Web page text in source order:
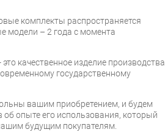
комплекты распространяется
модели – 2 года с момента
это качественное изделие производства
государственному
вашим приобретением, и будем
опыте его использования, который
будущим покупателям.